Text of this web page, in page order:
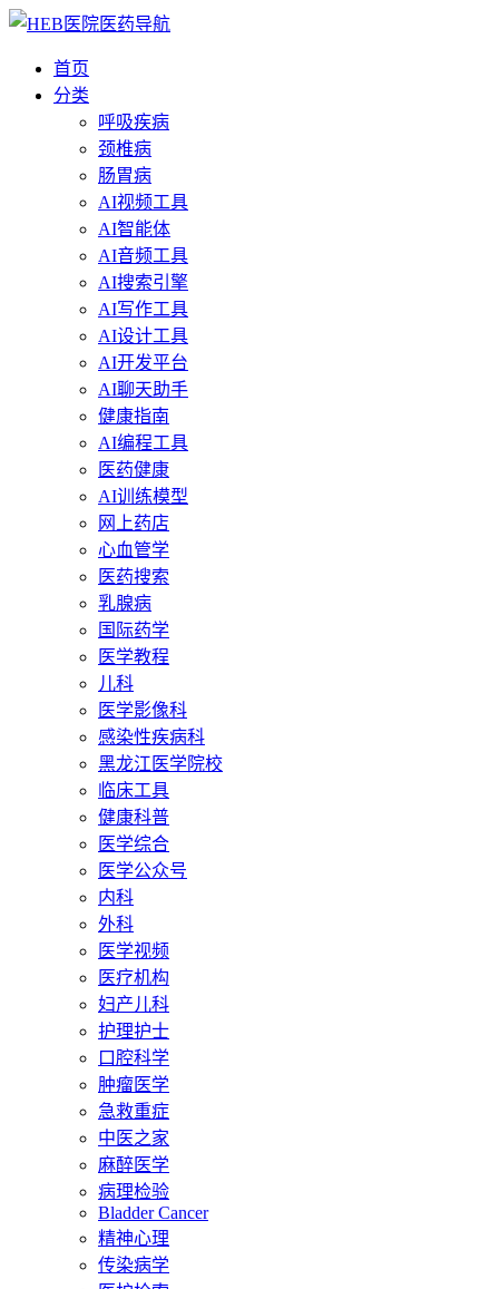
首页
分类
呼吸疾病
颈椎病
肠胃病
AI视频工具
AI智能体
AI音频工具
AI搜索引擎
AI写作工具
AI设计工具
AI开发平台
AI聊天助手
健康指南
AI编程工具
医药健康
AI训练模型
网上药店
心血管学
医药搜索
乳腺病
国际药学
医学教程
儿科
医学影像科
感染性疾病科
黑龙江医学院校
临床工具
健康科普
医学综合
医学公众号
内科
外科
医学视频
医疗机构
妇产儿科
护理护士
口腔科学
肿瘤医学
急救重症
中医之家
麻醉医学
病理检验
Bladder Cancer
精神心理
传染病学